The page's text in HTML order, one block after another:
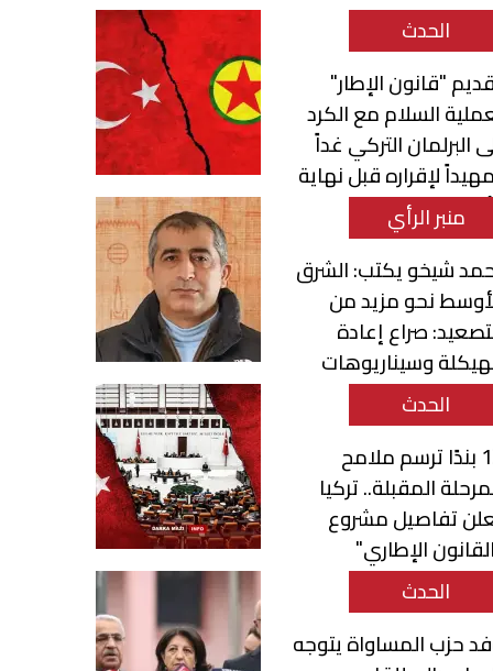
الحدث
"قانون الإطار"
السلام مع الكرد
البرلمان التركي غداً
لإقراره قبل نهاية
منبر الرأي
شيخو يكتب: الشرق
نحو مزيد من
صراع إعادة
وسيناريوهات
الإقليمي
الحدث
12 بندًا ترسم ملامح
المقبلة.. تركيا
تفاصيل مشروع
الإطاري"
الحدث
حزب المساواة يتوجه